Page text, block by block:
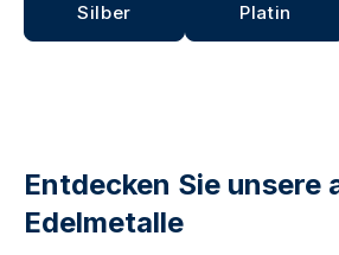
Silber Platin
Entdecken Sie unsere
Edelmetalle